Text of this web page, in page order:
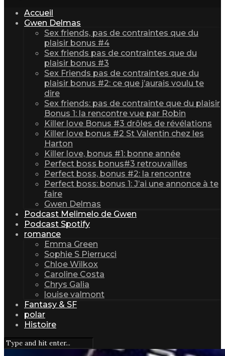
Accueil
Gwen Delmas
Sex friends, pas de contraintes que du
plaisir bonus #4
Sex friends pas de contraintes que du
plaisir bonus #3
Sex Friends pas de contraintes que du
plaisir bonus #2: ce que j’aurais voulu te
dire
Sex friends: pas de contrainte que du plaisir
Bonus 1: la rencontre vue par Robin
Killer love Bonus #3 drôles de révélations
Killer love bonus #2 St Valentin chez les
Harton
Killer love, bonus #1: bonne année
Perfect boss bonus#3 retrouvailles
Perfect boss, bonus #2: la rencontre
Perfect boss: bonus 1: J’ai une annonce à te
faire
Gwen Delmas
Podcast Melimelo de Gwen
Podcast Spotify
romance
Emma Green
Sophie S Pierrucci
Chloe Wilkox
Caroline Costa
Chrys Galia
louise valmont
Fantasy & SF
polar
Histoire